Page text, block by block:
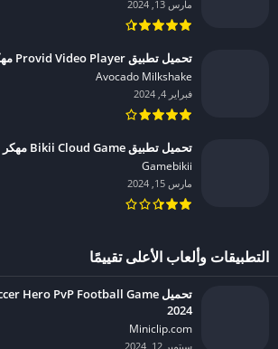
مارس 13, 2024
تحميل تطبيق Provid Video Player مهكر للاندرويد 2024
Avocado Milkshake‏
فبراير 4, 2024
تحميل تطبيق Bikii Cloud Game مهكر للاندرويد 2024
Gamebikii‏
مارس 15, 2024
التطبيقات وألعاب الأعلى تقييمًا
2024
Miniclip.com‏
سبتمبر 12, 2024